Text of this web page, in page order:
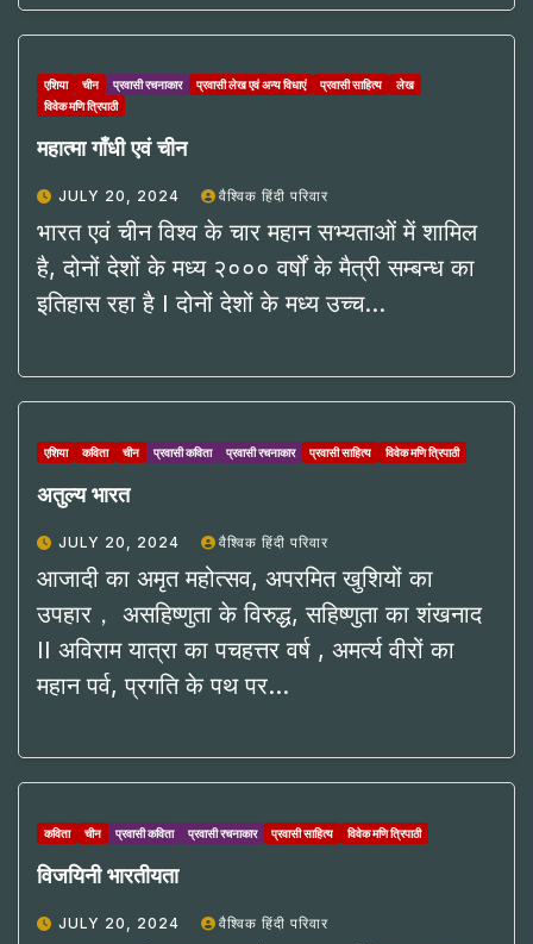
एशिया चीन प्रवासी रचनाकार प्रवासी लेख एवं अन्य विधाएं प्रवासी साहित्य
लेख
विवेक मणि त्रिपाठी
महात्मा गाँधी एवं चीन
JULY 20, 2024 वैश्विक हिंदी परिवार
भारत एवं चीन विश्व के चार महान सभ्यताओं में शामिल
है, दोनों देशों के मध्य २००० वर्षों के मैत्री सम्बन्ध का
इतिहास रहा है I दोनों देशों के मध्य उच्च…
एशिया कविता चीन प्रवासी कविता प्रवासी रचनाकार प्रवासी साहित्य विवेक मणि त्रिपाठी
अतुल्य भारत
JULY 20, 2024 वैश्विक हिंदी परिवार
आजादी का अमृत महोत्सव, अपरमित खुशियों का
उपहार， असहिष्णुता के विरुद्ध, सहिष्णुता का शंखनाद
II अविराम यात्रा का पचहत्तर वर्ष , अमर्त्य वीरों का
महान पर्व, प्रगति के पथ पर…
कविता चीन प्रवासी कविता प्रवासी रचनाकार प्रवासी साहित्य विवेक मणि त्रिपाठी
विजयिनी भारतीयता
JULY 20, 2024 वैश्विक हिंदी परिवार